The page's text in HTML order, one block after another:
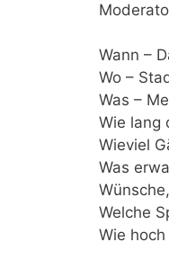
Wann –
Wo –
Was –
Wie lang
Wieviel
Was
Welche
Wie